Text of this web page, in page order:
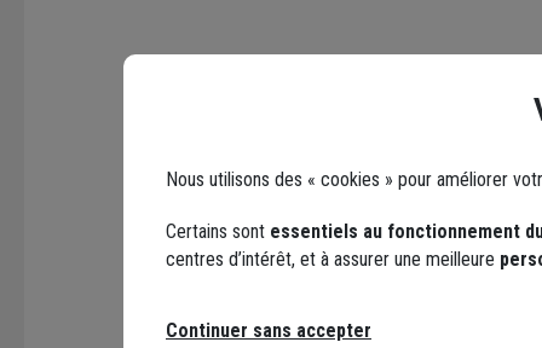
Nous utilisons des « cookies » pour améliorer
Certains sont essentiels au fonctionnement
centres d’intérêt, et à assurer une meilleure
Continuer sans accepter